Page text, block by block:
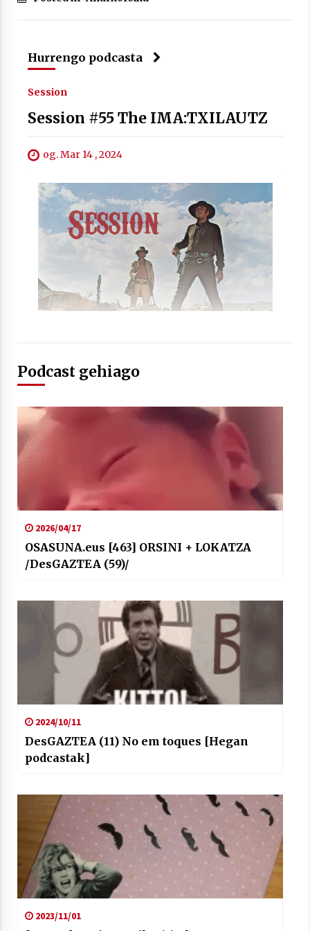
Hurrengo podcasta
Session
Session #55 The IMA:TXILAUTZ
og. Mar 14 , 2024
Podcast gehiago
2026/04/17
OSASUNA.eus [463] ORSINI + LOKATZA
/DesGAZTEA (59)/
2024/10/11
DesGAZTEA (11) No em toques [Hegan
podcastak]
2023/11/01